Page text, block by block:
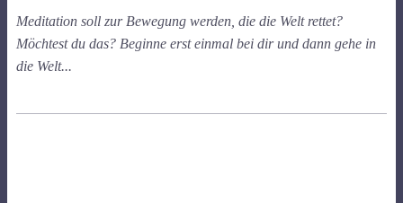
Meditation soll zur Bewegung werden, die die Welt rettet?
Möchtest du das? Beginne erst einmal bei dir und dann gehe in
die Welt...